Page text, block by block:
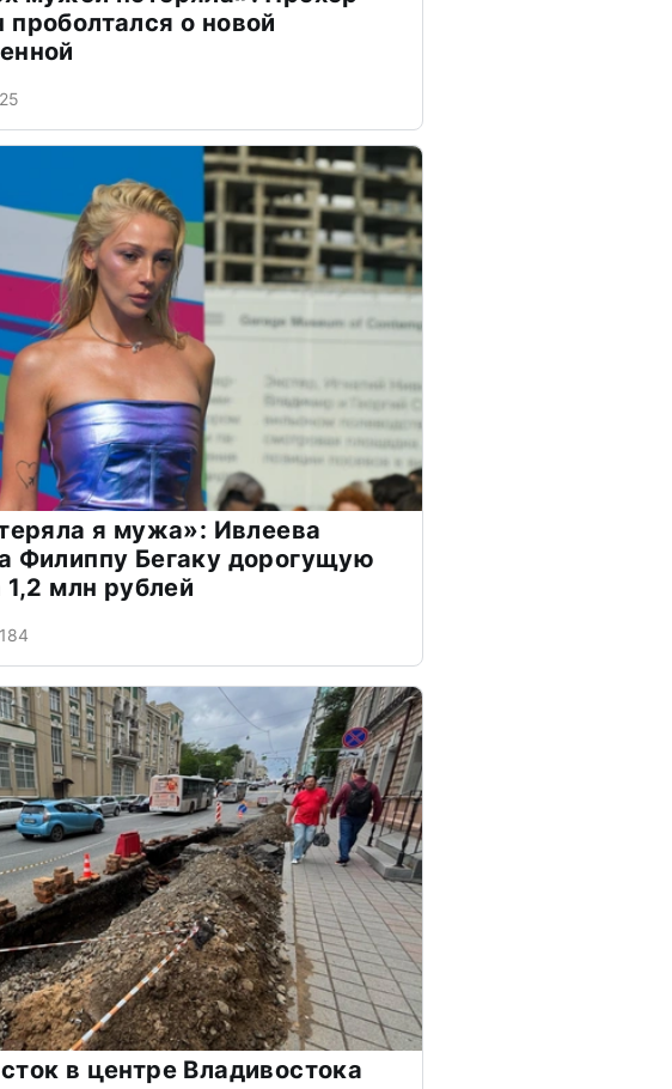
о новой
25
я мужа»: Ивлеева
Филиппу Бегаку дорогущую
1,2 млн рублей
184
в центре Владивостока